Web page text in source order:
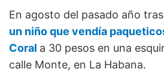
En agosto del pasado año
un niño que vendía
Coral a 30 pesos en una
calle Monte, en La Habana.